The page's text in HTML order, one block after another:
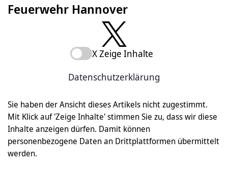
Feuerwehr Hannover
X Zeige Inhalte
Datenschutzerklärung
Sie haben der Ansicht dieses Artikels nicht zugestimmt.
Mit Klick auf 'Zeige Inhalte' stimmen Sie zu, dass wir diese
Inhalte anzeigen dürfen. Damit können
personenbezogene Daten an Drittplattformen übermittelt
werden.